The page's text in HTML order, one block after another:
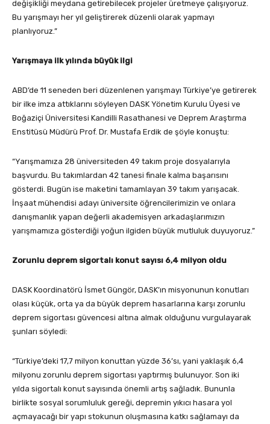
değişikliği meydana getirebilecek projeler üretmeye çalışıyoruz.
Bu yarışmayı her yıl geliştirerek düzenli olarak yapmayı
planlıyoruz.”
Yarışmaya ilk yılında büyük ilgi
ABD’de 11 seneden beri düzenlenen yarışmayı Türkiye’ye getirerek
bir ilke imza attıklarını söyleyen DASK Yönetim Kurulu Üyesi ve
Boğaziçi Üniversitesi Kandilli Rasathanesi ve Deprem Araştırma
Enstitüsü Müdürü Prof. Dr. Mustafa Erdik de şöyle konuştu:
“Yarışmamıza 28 üniversiteden 49 takım proje dosyalarıyla
başvurdu. Bu takımlardan 42 tanesi finale kalma başarısını
gösterdi. Bugün ise maketini tamamlayan 39 takım yarışacak.
İnşaat mühendisi adayı üniversite öğrencilerimizin ve onlara
danışmanlık yapan değerli akademisyen arkadaşlarımızın
yarışmamıza gösterdiği yoğun ilgiden büyük mutluluk duyuyoruz.”
Zorunlu deprem sigortalı konut sayısı 6,4 milyon oldu
DASK Koordinatörü İsmet Güngör, DASK’ın misyonunun konutları
olası küçük, orta ya da büyük deprem hasarlarına karşı zorunlu
deprem sigortası güvencesi altına almak olduğunu vurgulayarak
şunları söyledi:
“Türkiye’deki 17,7 milyon konuttan yüzde 36’sı, yani yaklaşık 6,4
milyonu zorunlu deprem sigortası yaptırmış bulunuyor. Son iki
yılda sigortalı konut sayısında önemli artış sağladık. Bununla
birlikte sosyal sorumluluk gereği, depremin yıkıcı hasara yol
açmayacağı bir yapı stokunun oluşmasına katkı sağlamayı da